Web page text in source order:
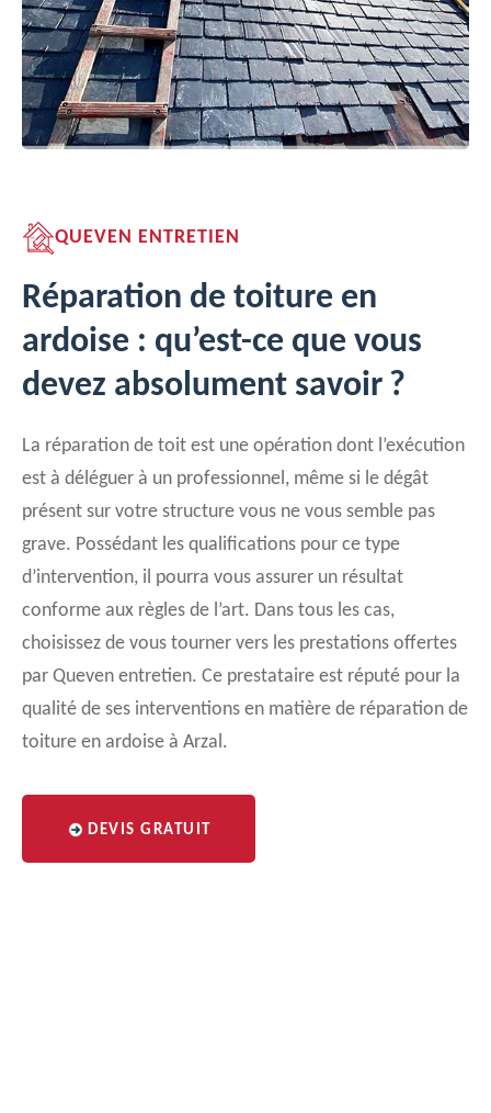
QUEVEN ENTRETIEN
Réparation de toiture en
ardoise : qu’est-ce que vous
devez absolument savoir ?
La réparation de toit est une opération dont l’exécution
est à déléguer à un professionnel, même si le dégât
présent sur votre structure vous ne vous semble pas
grave. Possédant les qualifications pour ce type
d’intervention, il pourra vous assurer un résultat
conforme aux règles de l’art. Dans tous les cas,
choisissez de vous tourner vers les prestations offertes
par Queven entretien. Ce prestataire est réputé pour la
qualité de ses interventions en matière de réparation de
toiture en ardoise à Arzal.
DEVIS GRATUIT